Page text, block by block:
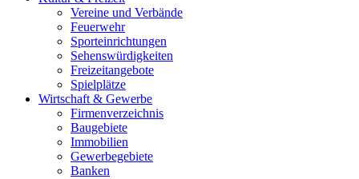
Vereine und Verbände
Feuerwehr
Sporteinrichtungen
Sehenswürdigkeiten
Freizeitangebote
Spielplätze
Wirtschaft & Gewerbe
Firmenverzeichnis
Baugebiete
Immobilien
Gewerbegebiete
Banken